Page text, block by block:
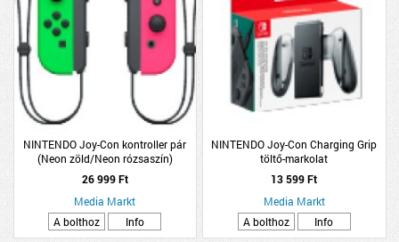
NINTENDO Joy-Con kontroller pár
(Neon zöld/Neon rózsaszín)
26 999 Ft
Media Markt
A bolthoz
Info
NINTENDO Joy-Con Charging Grip
töltő-markolat
13 599 Ft
Media Markt
A bolthoz
Info